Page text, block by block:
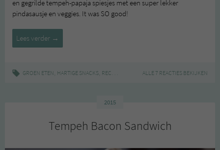
en gegrilde tempeh-papaja spiesjes met een super lekker
pindasausje en veggies. It was SO good!
Lees verder Gemarineerde
en
tempeh-
→
GROEN ETEN, HARTIGE SNACKS, RECEPT AZIATISCH,GREEN KITCHEN TRAVELS
ALLE 7 REACTIES BEKIJKEN
2015
Tempeh Bacon Sandwich